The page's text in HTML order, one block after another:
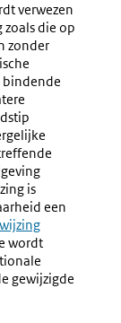
verwezen
die op
zonder
bindende
is
een
wordt
gewijzigde